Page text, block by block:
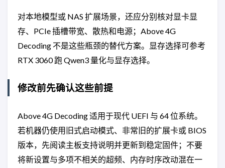
对本地模型或 NAS 扩展场景，还应分别核对显卡显
存、PCIe 插槽带宽、散热和电源；Above 4G
Decoding 不是这些瓶颈的替代方案。显存选择可参考
RTX 3060 跑 Qwen3 量化与显存选择。
修改前先确认这些前提
Above 4G Decoding 适用于现代 UEFI 与 64 位系统。
若机器仍使用旧式启动模式、非常旧的扩展卡或 BIOS
版本，先阅读主板支持说明并更新到稳定固件；不要
将新设置与多项不相关的超频、内存时序改动混在一